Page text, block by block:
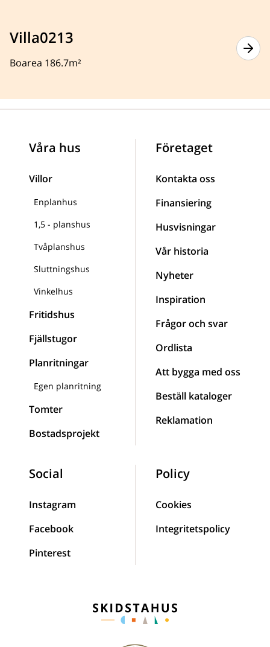
Villa0213
Boarea 186.7m²
Våra hus
Villor
Enplanhus
1,5 - planshus
Tvåplanshus
Sluttningshus
Vinkelhus
Fritidshus
Fjällstugor
Planritningar
Egen planritning
Tomter
Bostadsprojekt
Företaget
Kontakta oss
Finansiering
Husvisningar
Vår historia
Nyheter
Inspiration
Frågor och svar
Ordlista
Att bygga med oss
Beställ kataloger
Reklamation
Social
Instagram
Facebook
Pinterest
Policy
Cookies
Integritetspolicy